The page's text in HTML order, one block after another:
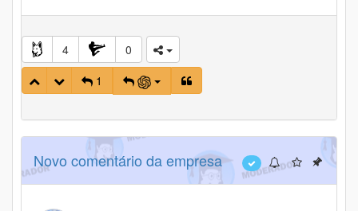
4
0
1
Novo comentário da empresa